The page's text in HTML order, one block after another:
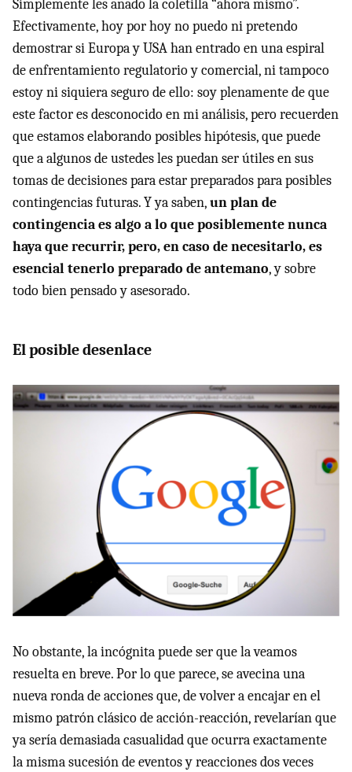
Simplemente les añado la coletilla “ahora mismo”.
Efectivamente, hoy por hoy no puedo ni pretendo
demostrar si Europa y USA han entrado en una espiral
de enfrentamiento regulatorio y comercial, ni tampoco
estoy ni siquiera seguro de ello: soy plenamente de que
este factor es desconocido en mi análisis, pero recuerden
que estamos elaborando posibles hipótesis, que puede
que a algunos de ustedes les puedan ser útiles en sus
tomas de decisiones para estar preparados para posibles
contingencias futuras. Y ya saben,un plan de
contingencia es algo a lo que posiblemente nunca
haya que recurrir, pero, en caso de necesitarlo, es
esencial tenerlo preparado de antemano, y sobre
todo bien pensado y asesorado.
El posible desenlace
No obstante, la incógnita puede ser que la veamos
resuelta en breve. Por lo que parece, se avecina una
nueva ronda de acciones que, de volver a encajar en el
mismo patrón clásico de acción-reacción, revelarían que
ya sería demasiada casualidad que ocurra exactamente
la misma sucesión de eventos y reacciones dos veces